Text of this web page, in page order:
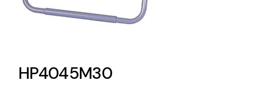
HP4045M30